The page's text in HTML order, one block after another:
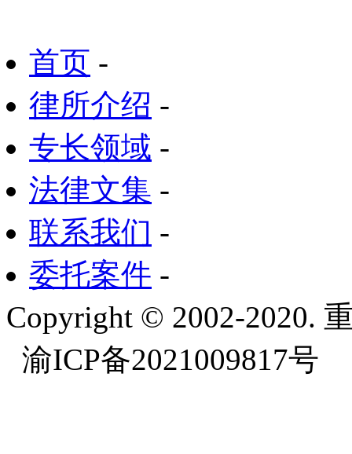
首页 -
律所介绍 -
专长领域 -
法律文集 -
联系我们 -
委托案件 -
Copyright © 2002-2020.
渝ICP备2021009817号